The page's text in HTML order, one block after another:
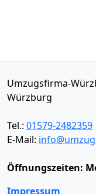
Umzugsfirma-
Würzburg
Tel.: 01579-2482359
E-Mail:
Öffnungszeiten:
Impressum